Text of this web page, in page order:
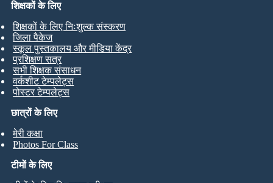
छात्रों के लिए
मेरी कक्षा
Photos For Class
शिक्षकों के लिए
शिक्षकों के लिए निःशुल्क संस्करण
जिला पैकेज
स्कूल पुस्तकालय और मीडिया केंद्र
प्रशिक्षण सत्र
सभी शिक्षक संसाधन
वर्कशीट टेम्पलेट्स
पोस्टर टेम्पलेट्स
टीमों के लिए